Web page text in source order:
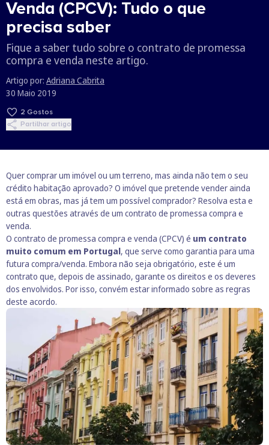
Venda (CPCV): Tudo o que
precisa saber
Fique a saber tudo sobre o contrato de promessa
compra e venda neste artigo.
Artigo por: Adriana Cabrita
30 Maio 2019
2 Gostos
Partilhar artigo
Quer comprar um imóvel ou um terreno, mas ainda não tem o seu
crédito habitação aprovado? O imóvel que pretende vender ainda
está em obras, mas já tem um possível comprador? Resolva esta e
outras questões através de um contrato de promessa compra e
venda.
O contrato de promessa compra e venda (CPCV) é um contrato
muito comum em Portugal, que serve como garantia para uma
futura compra/venda. Embora não seja obrigatório, este é um
contrato que, depois de assinado, garante os direitos e os deveres
dos envolvidos. Por isso, convém estar informado sobre as regras
deste acordo.